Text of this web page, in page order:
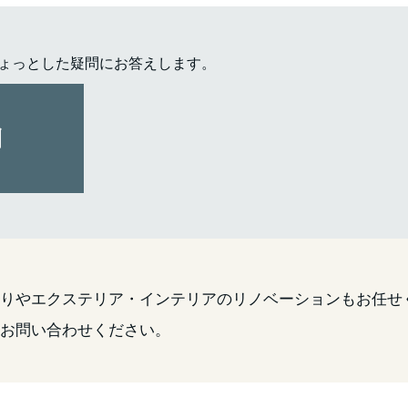
っとした疑問にお答えします。
やエクステリア・インテリアの リノベーションもお任せ
問い合わせください。